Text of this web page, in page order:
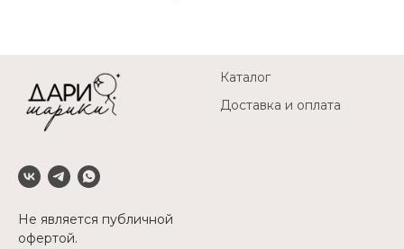
Не является публичной
офертой.
Каталог
Доставка и оплата